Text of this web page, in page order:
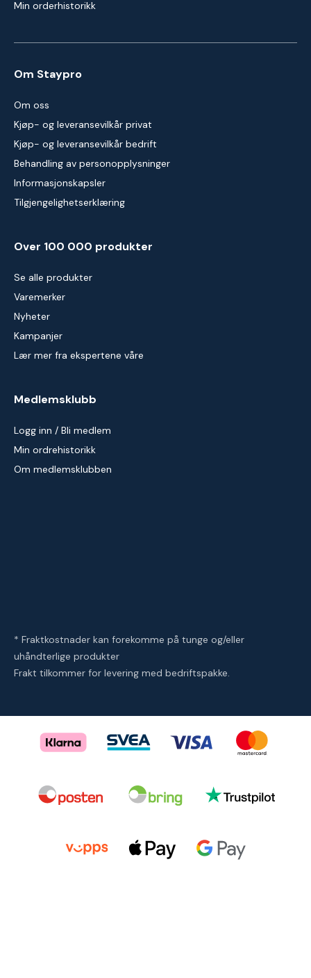
Min orderhistorikk
Om Staypro
Om oss
Kjøp- og leveransevilkår privat
Kjøp- og leveransevilkår bedrift
Behandling av personopplysninger
Informasjonskapsler
Tilgjengelighetserklæring
Over 100 000 produkter
Se alle produkter
Varemerker
Nyheter
Kampanjer
Lær mer fra ekspertene våre
Medlemsklubb
Logg inn / Bli medlem
Min ordrehistorikk
Om medlemsklubben
* Fraktkostnader kan forekomme på tunge og/eller
uhåndterlige produkter
Frakt tilkommer for levering med bedriftspakke.